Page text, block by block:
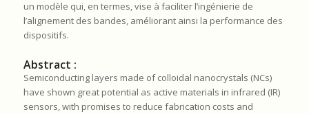
un modèle qui, en termes, vise à faciliter l’ingénierie de
l’alignement des bandes, améliorant ainsi la performance des
dispositifs.
Abstract :
Semiconducting layers made of colloidal nanocrystals (NCs)
have shown great potential as active materials in infrared (IR)
sensors, with promises to reduce fabrication costs and